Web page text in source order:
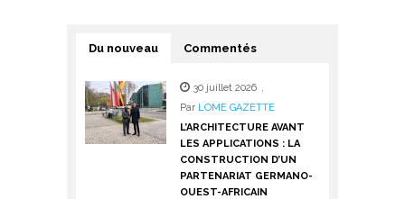
Du nouveau Commentés
30 juillet 2026
Par LOME GAZETTE
L’ARCHITECTURE AVANT
LES APPLICATIONS : LA
CONSTRUCTION D’UN
PARTENARIAT GERMANO-
OUEST-AFRICAIN